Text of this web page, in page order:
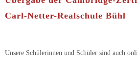
Carl-Netter-Realschule Bühl
Unsere Schülerinnen und Schüler sind auch